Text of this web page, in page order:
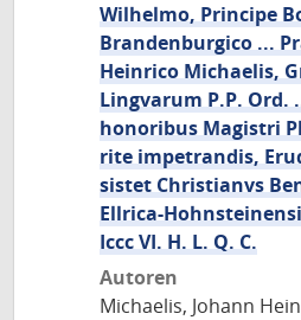
Wilhelmo, Principe
Brandenburgico ...
Heinrico Michaelis,
Lingvarum P.P. Ord.
honoribus Magistri
rite impetrandis,
sistet Christianvs
Ellrica-
Iccc VI. H. L. Q. C.
Autoren
Michaelis, Johann